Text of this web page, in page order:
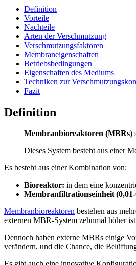
Definition
Vorteile
Nachteile
Arten der Verschmutzung
Verschmutzungsfaktoren
Membraneigenschaften
Betriebsbedingungen
Eigenschaften des Mediums
Techniken zur
Fazit
Definition
Membranbioreaktoren (MBRs)
Dieses System besteht aus einer
Es besteht aus einer Kombination von:
Bioreaktor: in dem eine
Membranfiltrationseinheit
Membranbioreaktoren bestehen aus
externen MBR-System zehnmal höher
Dennoch haben externe MBRs einige
verändern, und die Chance, die